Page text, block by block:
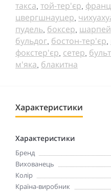
такса той-тер'єр
цвергшнауцер
пудель боксер шарпей
бульдог бостон-тер'єр
фокстер'єр сетер
м'яка блакитна
Характеристики
Характеристики
Бренд
Вихованець
Колір
Країна-виробник